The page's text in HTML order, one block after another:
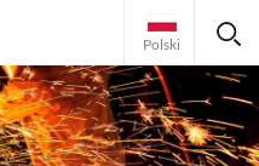
Polski